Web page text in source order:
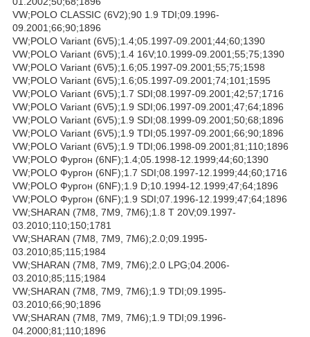
VW;POLO CLASSIC (6V2);90 1.9 TDI;09.1996-
09.2001;66;90;1896
VW;POLO Variant (6V5);1.4;05.1997-09.2001;44;60;1390
VW;POLO Variant (6V5);1.4 16V;10.1999-09.2001;55;75;1390
VW;POLO Variant (6V5);1.6;05.1997-09.2001;55;75;1598
VW;POLO Variant (6V5);1.6;05.1997-09.2001;74;101;1595
VW;POLO Variant (6V5);1.7 SDI;08.1997-09.2001;42;57;1716
VW;POLO Variant (6V5);1.9 SDI;06.1997-09.2001;47;64;1896
VW;POLO Variant (6V5);1.9 SDI;08.1999-09.2001;50;68;1896
VW;POLO Variant (6V5);1.9 TDI;05.1997-09.2001;66;90;1896
VW;POLO Variant (6V5);1.9 TDI;06.1998-09.2001;81;110;1896
VW;POLO Фургон (6NF);1.4;05.1998-12.1999;44;60;1390
VW;POLO Фургон (6NF);1.7 SDI;08.1997-12.1999;44;60;1716
VW;POLO Фургон (6NF);1.9 D;10.1994-12.1999;47;64;1896
VW;POLO Фургон (6NF);1.9 SDI;07.1996-12.1999;47;64;1896
VW;SHARAN (7M8, 7M9, 7M6);1.8 T 20V;09.1997-
03.2010;110;150;1781
VW;SHARAN (7M8, 7M9, 7M6);2.0;09.1995-
03.2010;85;115;1984
VW;SHARAN (7M8, 7M9, 7M6);2.0 LPG;04.2006-
03.2010;85;115;1984
VW;SHARAN (7M8, 7M9, 7M6);1.9 TDI;09.1995-
03.2010;66;90;1896
VW;SHARAN (7M8, 7M9, 7M6);1.9 TDI;09.1996-
04.2000;81;110;1896